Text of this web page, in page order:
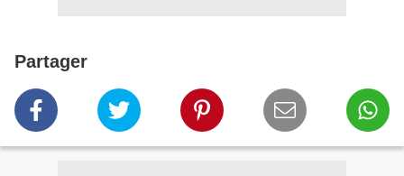
Partager